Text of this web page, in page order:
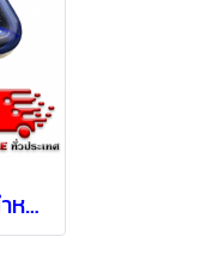
แปรงขัดสามเหลี่ยม ใช้สำหรับขัดพื้นสระพร้อมดูดตะกอน